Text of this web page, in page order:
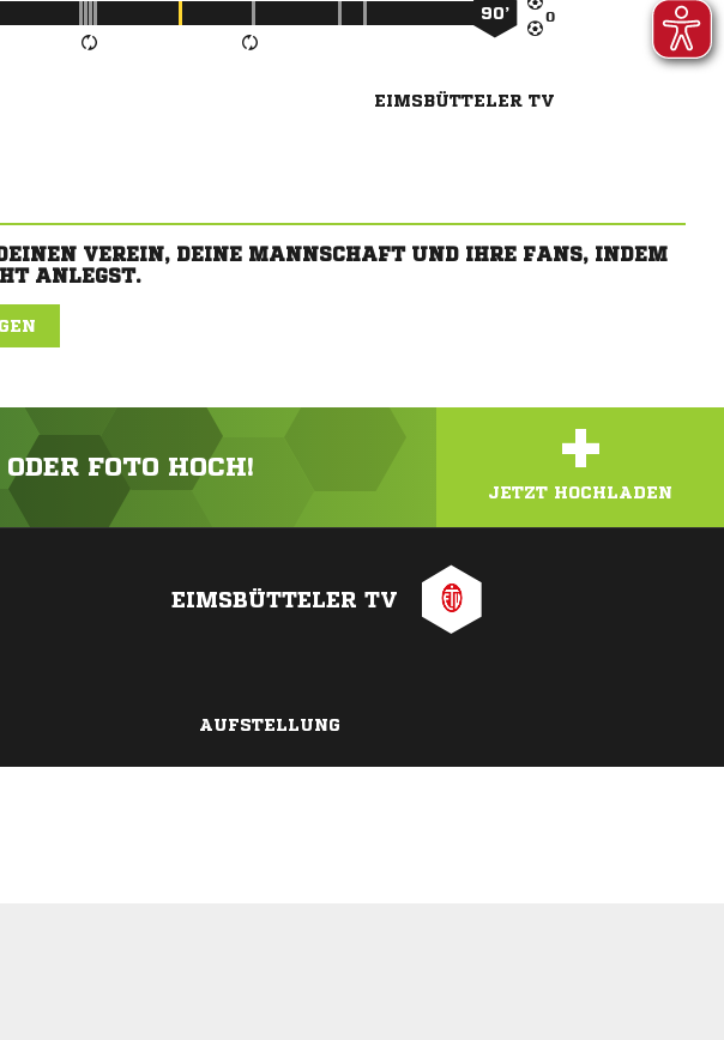

90’
EIMSBÜTTELER TV
VEREIN, DEINE MANNSCHAFT UND IHRE FANS, INDEM
ANLEGST.
FOTO HOCH! +
JETZT HOCHLADEN
EIMSBÜTTELER TV
AUFSTELLUNG